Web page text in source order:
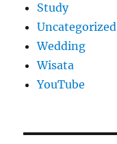
Study
Uncategorized
Wedding
Wisata
YouTube